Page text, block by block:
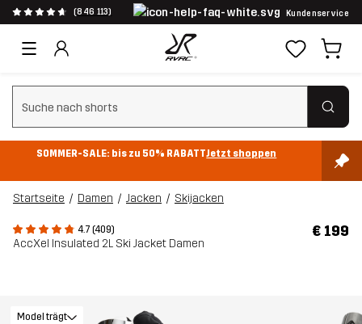
(846 113) Kundenservice
Suchfilter löschen
SOMMER-SALE: bis zu 50% RABATTJetzt shoppen
Startseite Damen Jacken Skijacken
4.7 (409)
AccXel Insulated 2L Ski Jacket Damen
€ 199
Model trägt